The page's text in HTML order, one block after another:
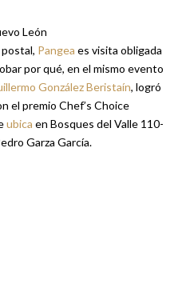
León
Pangea es visita obligada
por qué, en el mismo evento
González Beristaín, logró
el premio Chef’s Choice
ubica en Bosques del Valle 110-
Garza García.